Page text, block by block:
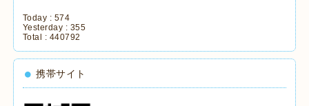
Today : 574
Yesterday : 355
Total : 440792
携帯サイト